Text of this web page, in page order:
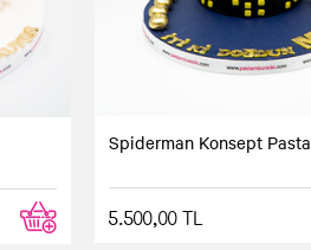
Spiderman Konsept Pasta
5.500,00 TL